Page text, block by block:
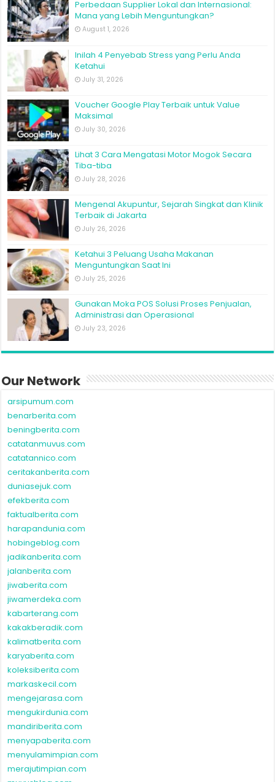
Ketahui
July 31, 2026
Maksimal
July 30, 2026
Tiba-tiba
July 28, 2026
Terbaik di Jakarta
July 26, 2026
Menguntungkan Saat Ini
July 25, 2026
Administrasi dan Operasional
July 23, 2026
Our Network
arsipumum.com
benarberita.com
catatanmuvus.com
catatannico.com
ceritakanberita.com
duniasejuk.com
efekberita.com
faktualberita.com
harapandunia.com
hobingeblog.com
jadikanberita.com
jalanberita.com
jiwaberita.com
jiwamerdeka.com
kabarterang.com
kakakberadik.com
kalimatberita.com
karyaberita.com
koleksiberita.com
markaskecil.com
mengejarasa.com
mengukirdunia.com
mandiriberita.com
menyapaberita.com
menyulamimpian.com
merajutimpian.com
muvusblog.com
ngetikberita.com
normalberita.com
nulisberita.com